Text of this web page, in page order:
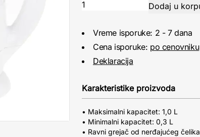
Vreme isporuke: 2 - 7 dana
Cena isporuke: po cenovniku
Deklaracija
Karakteristike proizvoda
• Maksimalni kapacitet: 1,0 L
• Minimalni kapacitet: 0,3 L
• Ravni grejač od nerđajućeg čelika